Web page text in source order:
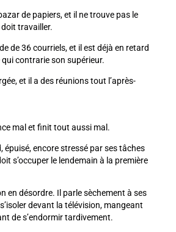
de papiers, et il ne trouve pas le
travailler.
de 36 courriels, et il est déjà en retard
contrarie son supérieur.
et il a des réunions tout l’après-
mal et finit tout aussi mal.
épuisé, encore stressé par ses tâches
s’occuper le lendemain à la première
en désordre. Il parle sèchement à ses
devant la télévision, mangeant
de s’endormir tardivement.